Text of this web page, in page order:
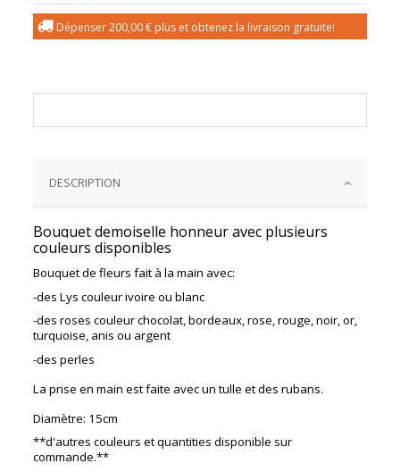
Dépenser200,00 € plus et obtenez la livraison gratuite!
DESCRIPTION
Bouquet demoiselle honneur avec plusieurs
couleurs disponibles
Bouquet de fleurs fait à la main avec:
-des Lys couleur ivoire ou blanc
-des roses couleur chocolat, bordeaux, rose, rouge, noir, or,
turquoise, anis ou argent
-des perles
La prise en main est faite avec un tulle et des rubans.
Diamètre: 15cm
**d'autres couleurs et quantities disponible sur
commande.**